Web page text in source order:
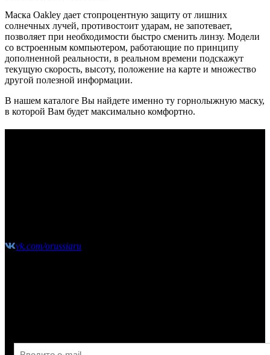
Маска Oakley дает стопроцентную защиту от лишних
солнечных лучей, противостоит ударам, не запотевает,
позволяет при необходимости быстро сменить линзу. Модели
со встроенным компьютером, работающие по принципу
дополненной реальности, в реальном времени подскажут
текущую скорость, высоту, положение на карте и множество
другой полезной информации.
В нашем каталоге Вы найдете именно ту горнолыжную маску,
в которой Вам будет максимально комфортно.
vk.com/orussiaru